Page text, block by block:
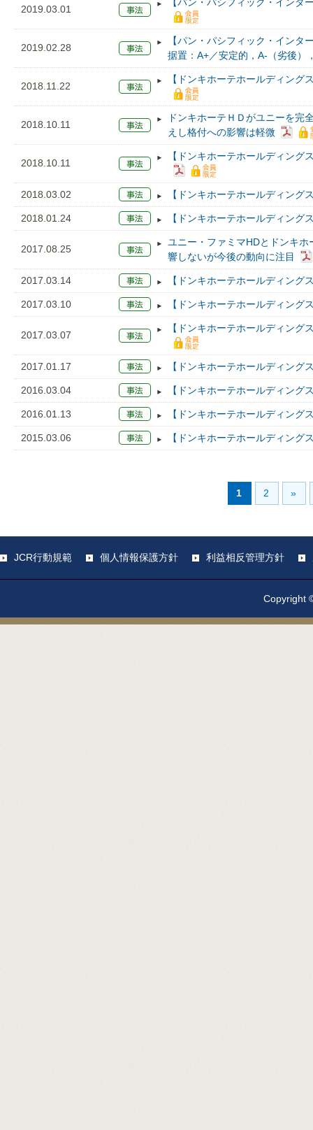
2019.03.01
2019.02.28
【パン・パシフィック・インタ
据置：A+／安定的，A-（劣後）
2018.11.22
【ドンキホーテホールディング
2018.10.11
ドンキホーテＨＤがユニーを完
えし格付への影響は軽微
2018.10.11
【ドンキホーテホールディン
2018.03.02 【ドンキホーテホールディング
2018.01.24 【ドンキホーテホールディング
2017.08.25
ユニー・ファミマHDとドンキ
響しないが今後の動向に注目
2017.03.14 【ドンキホーテホールディング
2017.03.10 【ドンキホーテホールディング
2017.03.07
【ドンキホーテホールディング
2017.01.17 【ドンキホーテホールディング
2016.03.04 【ドンキホーテホールディング
2016.01.13 【ドンキホーテホールディング
2015.03.06 【ドンキホーテホールディング
1 2 »
JCR行動規範 個人情報保護方針 利益相反管理方針
Copyright